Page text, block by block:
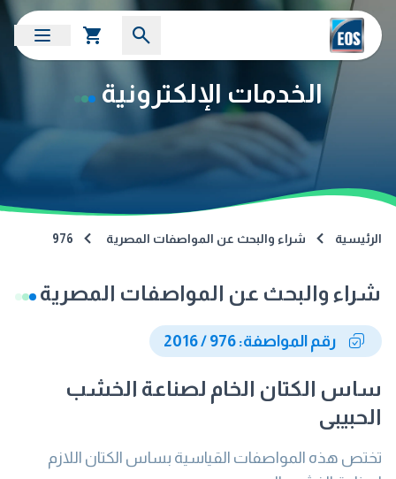
الخدمات الإلكترونية
الرئيسية شراء والبحث عن المواصفات المصرية 976
شراء والبحث عن المواصفات المصرية
رقم المواصفة: 976 / 2016
ساس الكتان الخام لصناعة الخشب
الحبيبى
تختص هذه المواصفات القياسية بساس الكتان اللازم